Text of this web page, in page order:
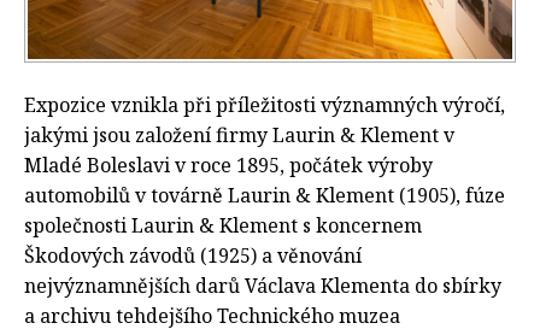
Expozice vznikla při příležitosti významných výročí,
jakými jsou založení firmy Laurin & Klement v
Mladé Boleslavi v roce 1895, počátek výroby
automobilů v továrně Laurin & Klement (1905), fúze
společnosti Laurin & Klement s koncernem
Škodových závodů (1925) a věnování
nejvýznamnějších darů Václava Klementa do sbírky
a archivu tehdejšího Technického muzea